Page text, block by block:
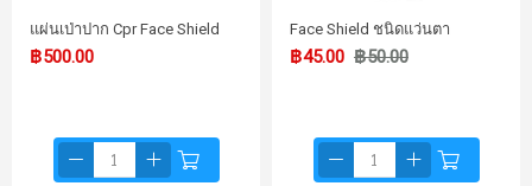
แผ่นเป่าปาก Cpr Face Shield
฿500.00
Face Shield ชนิดแว่นตา
฿45.00 ฿50.00